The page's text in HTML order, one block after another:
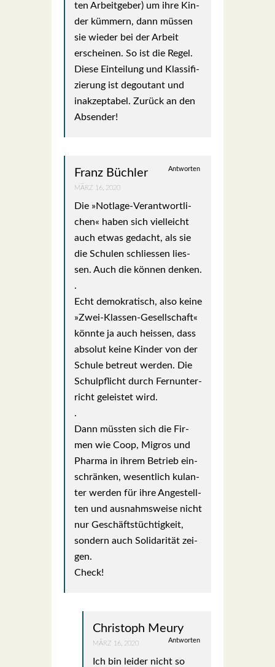
ten Arbeit­ge­ber) um ihre Kin­
der küm­mern, dann müs­sen
sie wie­der bei der Arbeit
erschei­nen. So ist die Regel.
Die­se Ein­tei­lung und Klas­si­fi­
zie­rung ist degou­tant und
inak­zep­ta­bel. Zurück an den
Absen­der!
Franz Büchler Antworten
MÄRZ 16, 2020
Die »Not­la­ge-Ver­ant­wort­li­
chen« haben sich viel­leicht
auch etwas gedacht, als sie
die Schu­len schlies­sen lies­
sen. Auch die kön­nen den­ken.
.
Echt demo­kra­tisch, also kei­ne
»Zwei-Klas­sen-Gesell­schaft«
könn­te ja auch heis­sen, dass
abso­lut kei­ne Kin­der von der
Schu­le betreut wer­den. Die
Schul­pflicht durch Fern­un­ter­
richt geleis­tet wird.
.
Dann müss­ten sich die Fir­
men wie Coop, Migros und
Phar­ma in ihrem Betrieb ein­
schrän­ken, wesent­lich kulan­
ter wer­den für ihre Ange­stell­
ten und aus­nahms­wei­se nicht
nur Geschäfts­tüch­tig­keit,
son­dern auch Soli­da­ri­tät zei­
gen.
Check!
Christoph Meury
Antworten
MÄRZ 16, 2020
Ich bin lei­der nicht so